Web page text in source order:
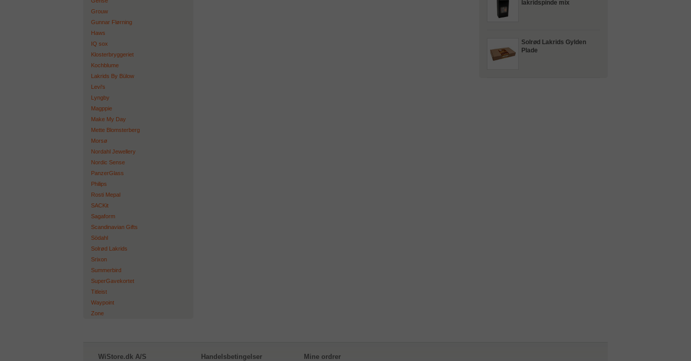
Grouw
Gunnar Flørning
Haws
IQ sox
Klosterbryggeriet
Kochblume
Lakrids By Bülow
Levi's
Lyngby
Magppie
Make My Day
Mette Blomsterberg
Morsø
Nordahl Jewellery
Nordic Sense
PanzerGlass
Philips
Rosti Mepal
SACKit
Sagaform
Scandinavian Gifts
Södahl
Solrød Lakrids
Srixon
Summerbird
SuperGavekortet
Titleist
Waypoint
Zone
lakridspinde mix
Solrød Lakrids Gylden
Plade
WiStore.dk A/S Handelsbetingelser Mine ordrer